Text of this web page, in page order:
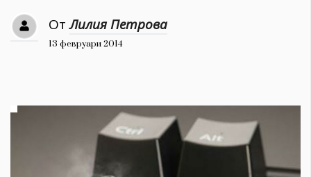
Красота
777
1188
ОтЛилия Петрова
13 февруари 2014